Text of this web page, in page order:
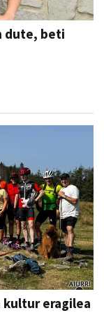
dute, beti
kultur eragilea